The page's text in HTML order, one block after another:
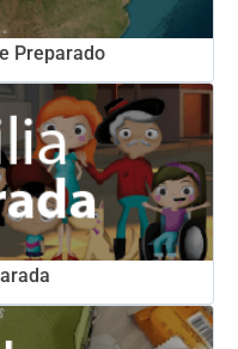
Preparado